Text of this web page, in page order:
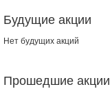
Будущие акции
Нет будущих акций
Прошедшие акции